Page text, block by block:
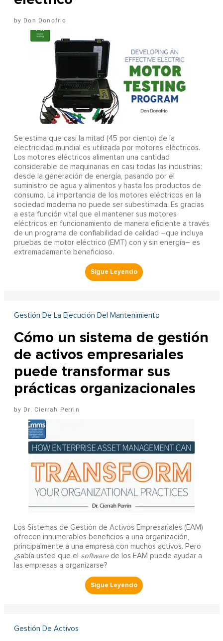
Don Donofrio
Se estima que casi la mitad (45 por ciento) de la
electricidad mundial es utilizada por motores eléctricos.
Los motores eléctricos alimentan una cantidad
considerable de maquinarias en casi todas las industrias:
desde la generación de energía, pasando por el
suministro de agua y alimentos y hasta los productos de
consumo. La importancia de los motores eléctricos en la
sociedad moderna no puede ser subestimada. Es gracias
a esta función vital que el mantener sus motores
eléctricos en funcionamiento de manera eficiente a través
de un programa de confiabilidad de calidad –que incluya
pruebas de motor eléctrico (EMT) con y sin energía– es
extremadamente beneficioso.
Gestión De La Ejecución Del Mantenimiento
Cómo un sistema de gestión
de activos empresariales
puede transformar sus
prácticas organizacionales
Dr. Cierrah Perrin
Los Sistemas de Gestión de Activos Empresariales (EAM)
ofrecen innumerables beneficios a una organización,
principalmente a una empresa con muchos activos. Pero
¿sabía usted que el softwarede los EAM puede ayudar a
las empresas a organizarse?
Gestión De Activos